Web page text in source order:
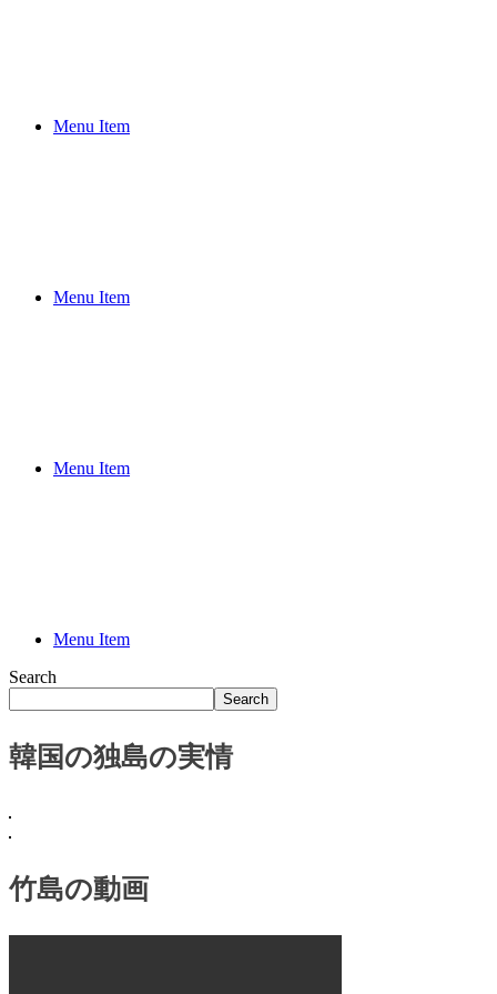
Menu Item
Menu Item
Menu Item
Menu Item
Search
Search
韓国の独島の実情
竹島の動画